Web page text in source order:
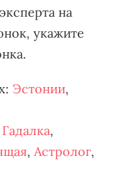
на
укажите
Эстонии,
Гадалка,
, Астролог,